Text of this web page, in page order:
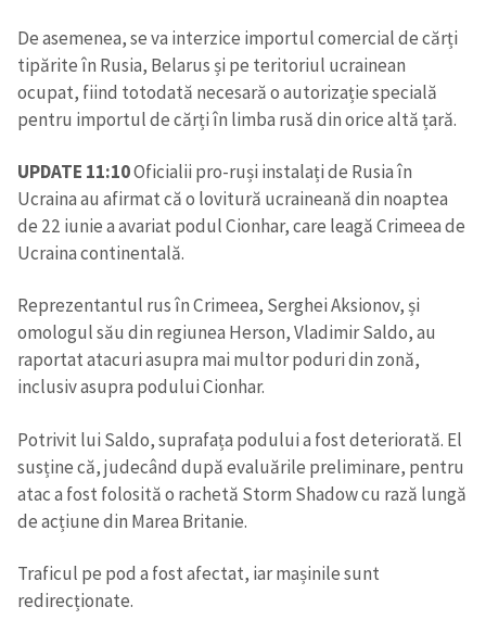
De asemenea, se va interzice importul comercial de cărți
tipărite în Rusia, Belarus și pe teritoriul ucrainean
ocupat, fiind totodată necesară o autorizație specială
pentru importul de cărți în limba rusă din orice altă țară.
UPDATE 11:10Oficialii pro-ruși instalați de Rusia în
Ucraina au afirmat că o lovitură ucraineană din noaptea
de 22 iunie a avariat podul Cionhar, care leagă Crimeea de
Ucraina continentală.
Reprezentantul rus în Crimeea, Serghei Aksionov, și
omologul său din regiunea Herson, Vladimir Saldo, au
raportat atacuri asupra mai multor poduri din zonă,
inclusiv asupra podului Cionhar.
Potrivit lui Saldo, suprafața podului a fost deteriorată. El
susține că, judecând după evaluările preliminare, pentru
atac a fost folosită o rachetă Storm Shadow cu rază lungă
de acțiune din Marea Britanie.
Traficul pe pod a fost afectat, iar mașinile sunt
redirecționate.
ȘTIREA MEA
Titlu știre+ Adaugă titlu
Fotografie
+ Încarcă imagine
Link media
+ Link media
Mesajul știrei
+ Mesajul știrei